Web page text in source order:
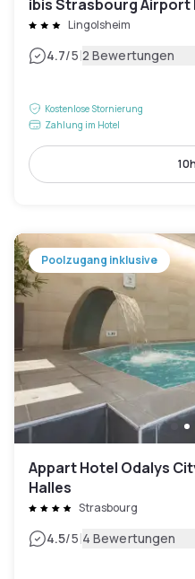
ibis Strasbourg Airport
Lingolsheim
4.7/5|2 Bewertungen
Kostenlose Stornierung
Zahlung im Hotel
Poolzugang inklusive
Appart Hotel Odalys
Halles
Strasbourg
4.5/5|4 Bewertungen